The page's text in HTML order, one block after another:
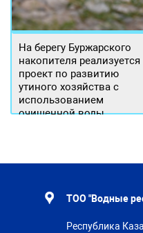
На берегу Буржарского
накопителя реализуется
проект по развитию
утиного хозяйства с
использованием
очищенной воды
ТОО "Водные
Республика